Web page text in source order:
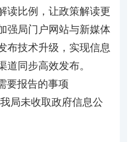
读比例，让政策解读更
强局门户网站与新媒体
布技术升级，实现信息
道同步高效发布。
要报告的事项
局未收取政府信息公